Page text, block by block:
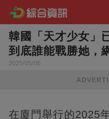
韓國「天才少女」
到底誰能戰勝她，
2025/05/06
在廈門舉行的2025